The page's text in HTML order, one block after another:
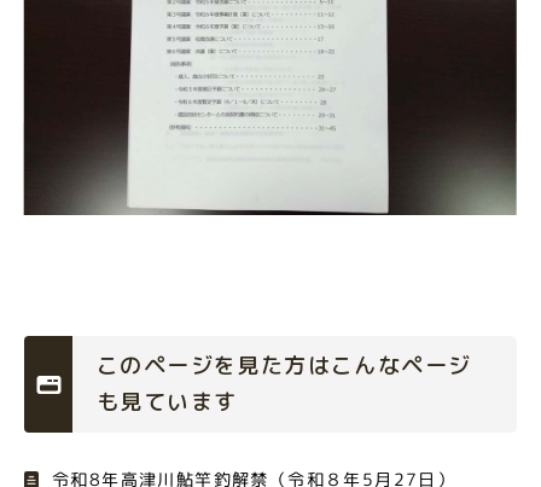
このページを見た方はこんなページ
も見ています
令和8年高津川鮎竿釣解禁（令和８年5月27日）